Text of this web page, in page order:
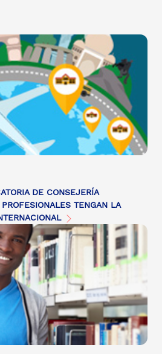
DE CONSEJERÍA
TENGAN LA